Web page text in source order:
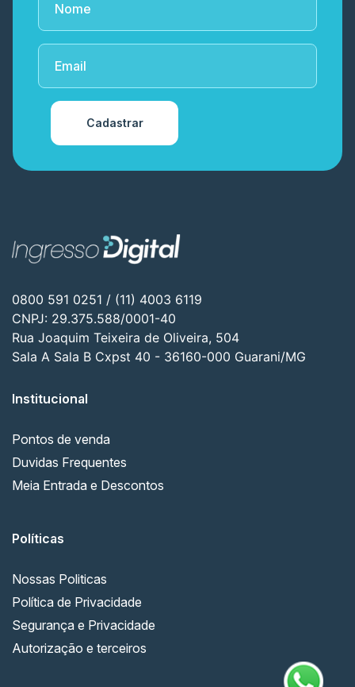
Cadastrar
0800 591 0251 / (11) 4003 6119
CNPJ: 29.375.588/0001-40
Rua Joaquim Teixeira de Oliveira, 504
Sala A Sala B Cxpst 40 - 36160-000 Guarani/MG
Institucional
Pontos de venda
Duvidas Frequentes
Meia Entrada e Descontos
Políticas
Nossas Politicas
Política de Privacidade
Segurança e Privacidade
Autorização e terceiros